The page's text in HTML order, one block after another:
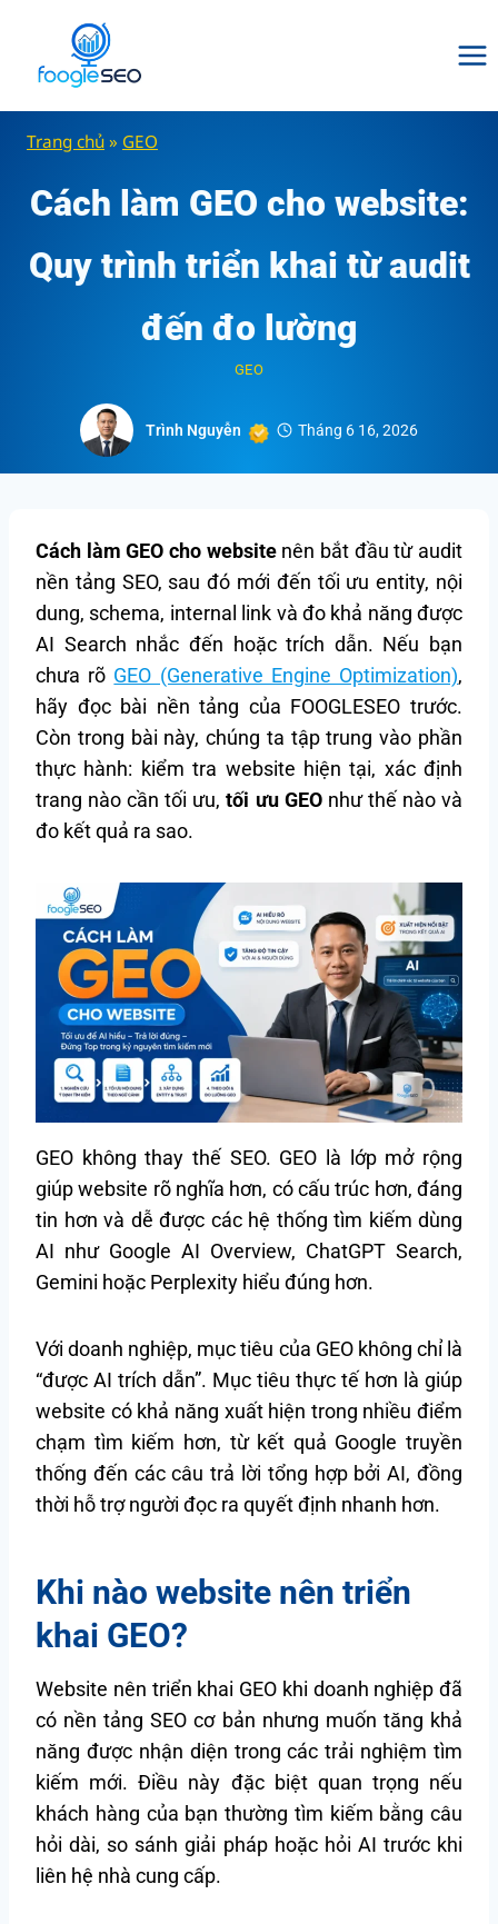
content
Trang chủ » GEO
Cách làm GEO cho website:
Quy trình triển khai từ audit
đến đo lường
GEO
Trình Nguyễn Tháng 6 16, 2026
Cách làm GEO cho websitenên bắt đầu từ audit
nền tảng SEO, sau đó mới đến tối ưu entity, nội
dung, schema, internal link và đo khả năng được
AI Search nhắc đến hoặc trích dẫn. Nếu bạn
chưa rõ GEO (Generative Engine Optimization),
hãy đọc bài nền tảng của FOOGLESEO trước.
Còn trong bài này, chúng ta tập trung vào phần
thực hành: kiểm tra website hiện tại, xác định
trang nào cần tối ưu,tối ưu GEOnhư thế nào và
đo kết quả ra sao.
GEO không thay thế SEO. GEO là lớp mở rộng
giúp website rõ nghĩa hơn, có cấu trúc hơn, đáng
tin hơn và dễ được các hệ thống tìm kiếm dùng
AI như Google AI Overview, ChatGPT Search,
Gemini hoặc Perplexity hiểu đúng hơn.
Với doanh nghiệp, mục tiêu của GEO không chỉ là
“được AI trích dẫn”. Mục tiêu thực tế hơn là giúp
website có khả năng xuất hiện trong nhiều điểm
chạm tìm kiếm hơn, từ kết quả Google truyền
thống đến các câu trả lời tổng hợp bởi AI, đồng
thời hỗ trợ người đọc ra quyết định nhanh hơn.
Khi nào website nên triển
khai GEO?
Website nên triển khai GEO khi doanh nghiệp đã
có nền tảng SEO cơ bản nhưng muốn tăng khả
năng được nhận diện trong các trải nghiệm tìm
kiếm mới. Điều này đặc biệt quan trọng nếu
khách hàng của bạn thường tìm kiếm bằng câu
hỏi dài, so sánh giải pháp hoặc hỏi AI trước khi
liên hệ nhà cung cấp.